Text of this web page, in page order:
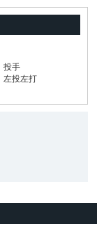
投手
左投左打